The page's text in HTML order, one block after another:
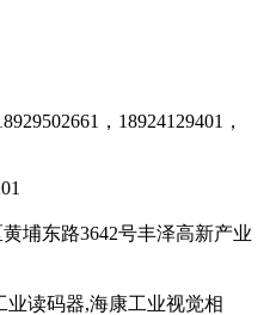
，18924129401，
埔东路3642号丰泽高新产业
读码器,海康工业视觉相